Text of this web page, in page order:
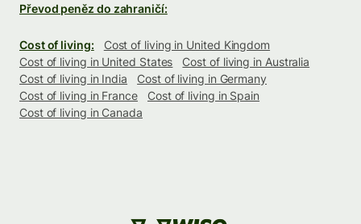
Převod peněz do zahraničí:
Cost of living:
Cost of living in United Kingdom
Cost of living in United States
Cost of living in Australia
Cost of living in India
Cost of living in Germany
Cost of living in France
Cost of living in Spain
Cost of living in Canada